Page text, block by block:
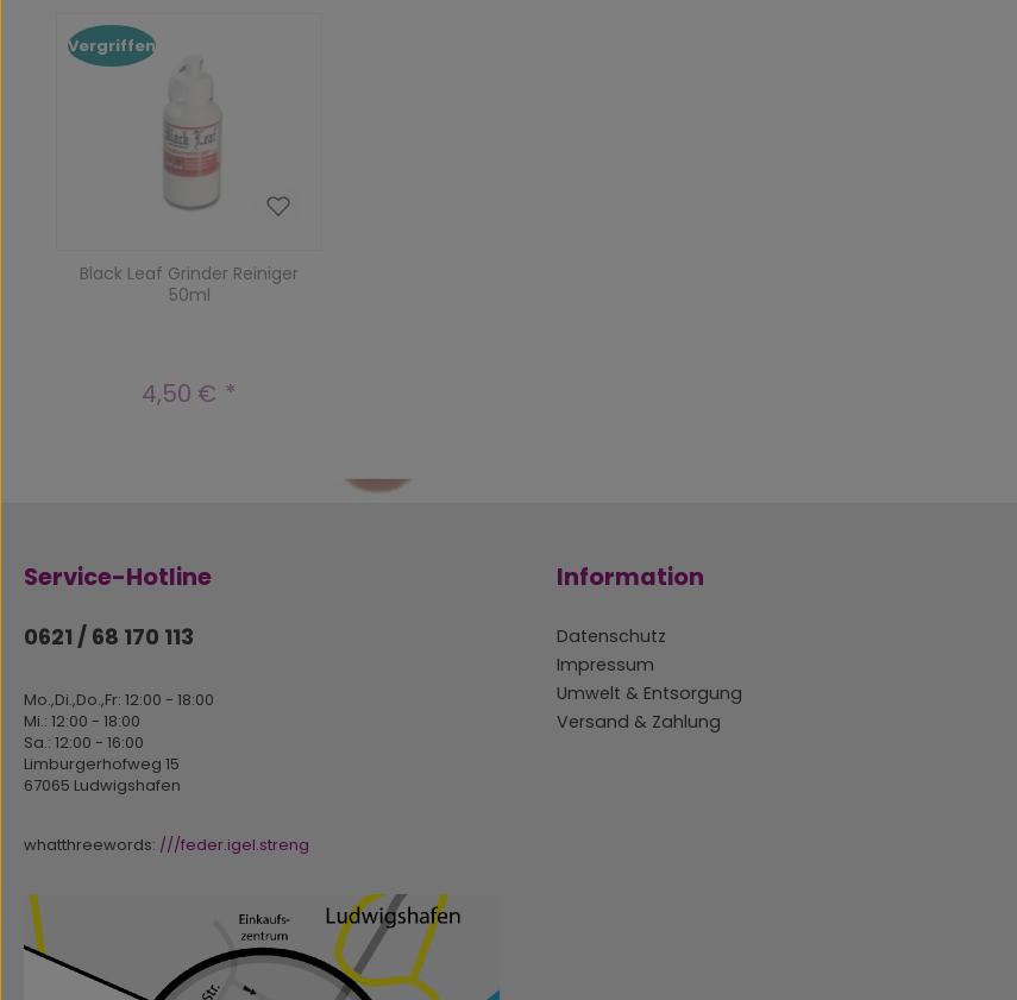
Vergriffen
Black Leaf Grinder Reiniger
50ml
Regulärer Preis:
4,50 €
Service-Hotline
0621 / 68 170 113
Mo.,Di.,Do.,Fr: 12:00 - 18:00
Mi.: 12:00 - 18:00
Sa.: 12:00 - 16:00
Limburgerhofweg 15
67065 Ludwigshafen
whatthreewords: ///feder.igel.streng
Information
Datenschutz
Impressum
Umwelt & Entsorgung
Versand & Zahlung